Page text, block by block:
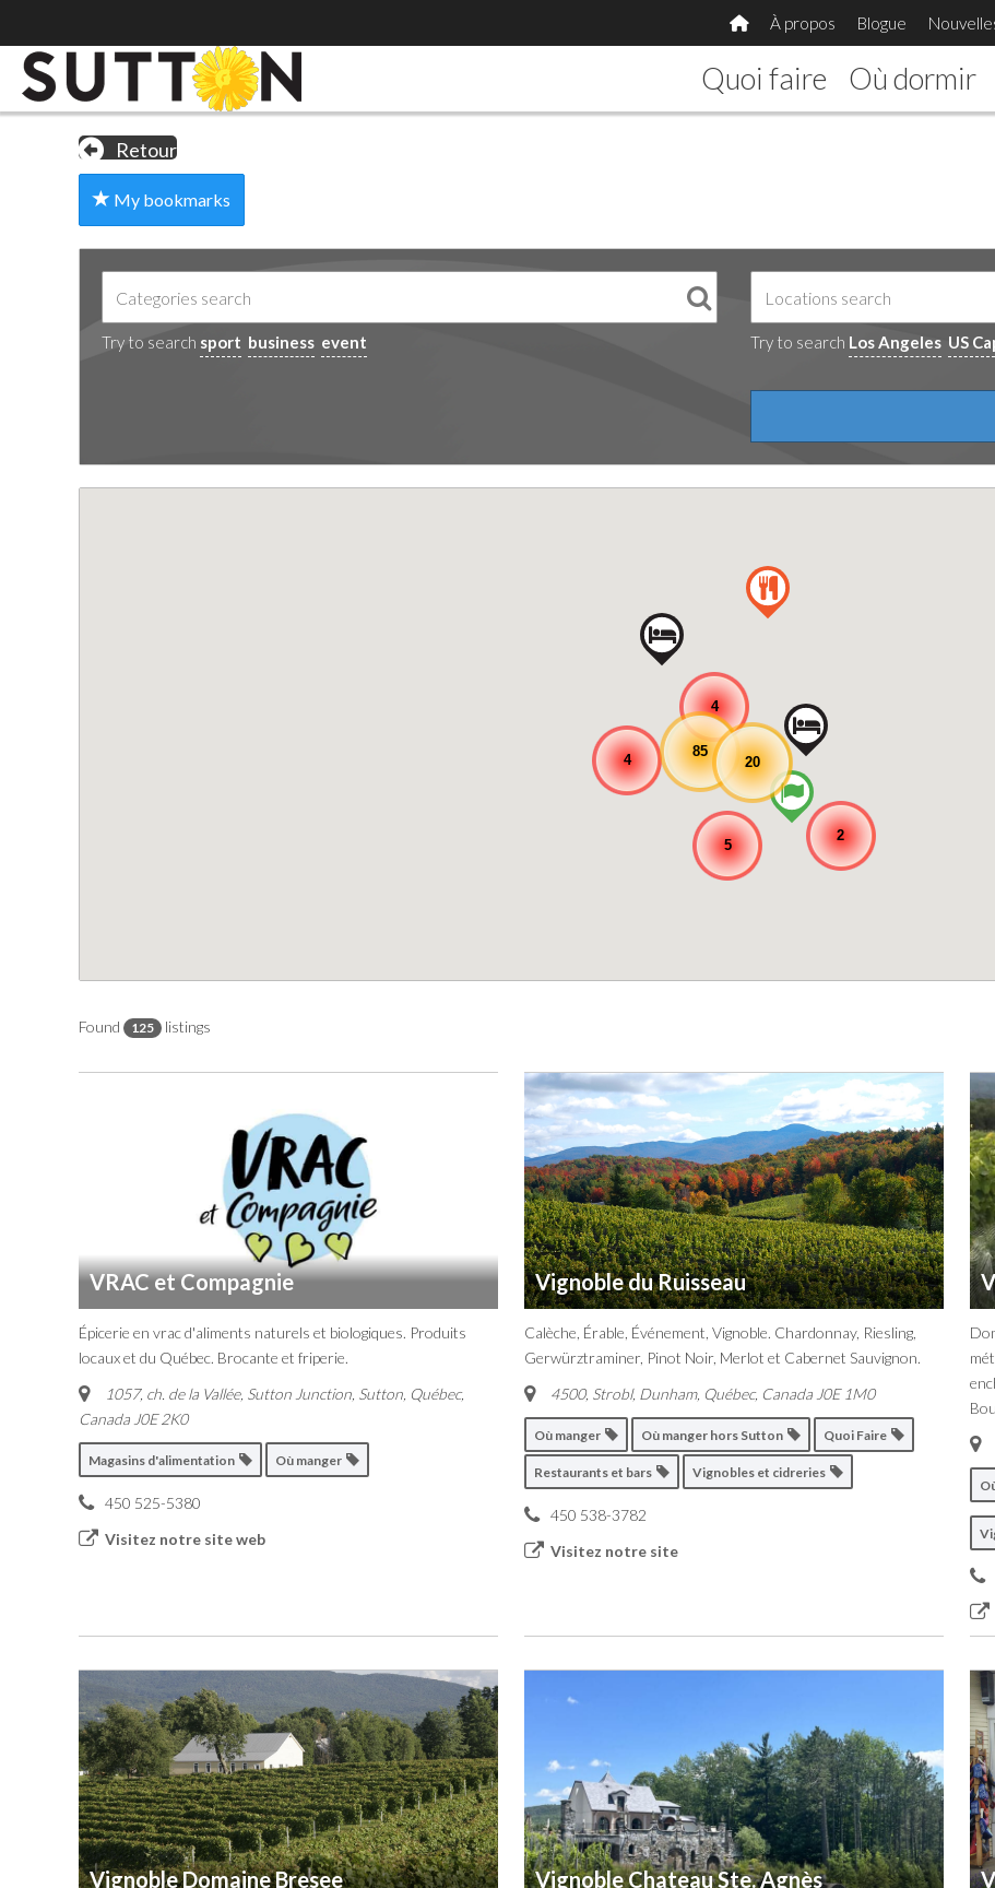
À propos Blogue
Quoi faire Où dormir
Retour
My bookmarks
Try to search sport business event Try to search Los Angeles US
4
4
5
85
20
2
Found 125 listings
VRAC et Compagnie
Épicerie en vrac d'aliments naturels et biologiques. Produits
locaux et du Québec. Brocante et friperie.
1057, ch. de la Vallée, Sutton Junction Sutton, Québec,
Canada J0E 2K0
Magasins d'alimentation Où manger
450 525-5380
Visitez notre site web
Vignoble du Ruisseau
Calèche, Érable, Événement, Vignoble. Chardonnay, Riesling,
Gerwürztraminer, Pinot Noir, Merlot et Cabernet Sauvignon.
4500, Strobl, Dunham, Québec, Canada J0E 1M0
Où manger Où manger hors Sutton Quoi Faire
Restaurants et bars Vignobles et cidreries
450 538-3782
Visitez notre site
Vignoble Domaine Bresee Vignoble Chateau Ste. Agnès